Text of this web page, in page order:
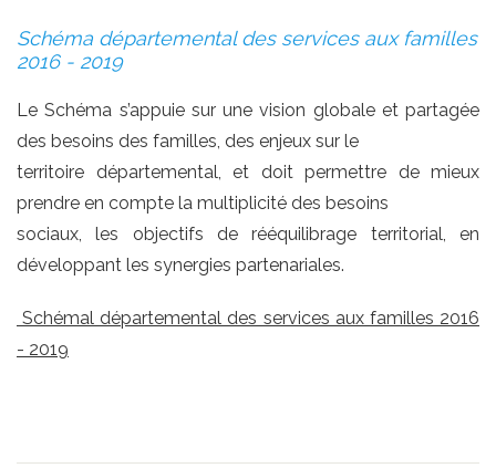
Schéma départemental des services aux familles
2016 - 2019
Le Schéma s’appuie sur une vision globale et partagée
des besoins des familles, des enjeux sur le
territoire départemental, et doit permettre de mieux
prendre en compte la multiplicité des besoins
sociaux, les objectifs de rééquilibrage territorial, en
développant les synergies partenariales.
Schémal départemental des services aux familles 2016
- 2019